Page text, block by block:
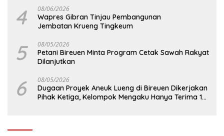
4 08/06/2026
Wapres Gibran Tinjau Pembangunan
Jembatan Krueng Tingkeum
5 08/05/2026
Petani Bireuen Minta Program Cetak Sawah Rakyat
Dilanjutkan
6 08/05/2026
Dugaan Proyek Aneuk Lueng di Bireuen Dikerjakan
Pihak Ketiga, Kelompok Mengaku Hanya Terima 10